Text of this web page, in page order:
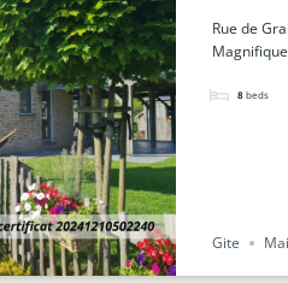
sur
Rue de
8 beds
Gite